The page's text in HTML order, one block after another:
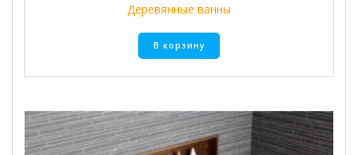
Деревянные ванны
В корзину